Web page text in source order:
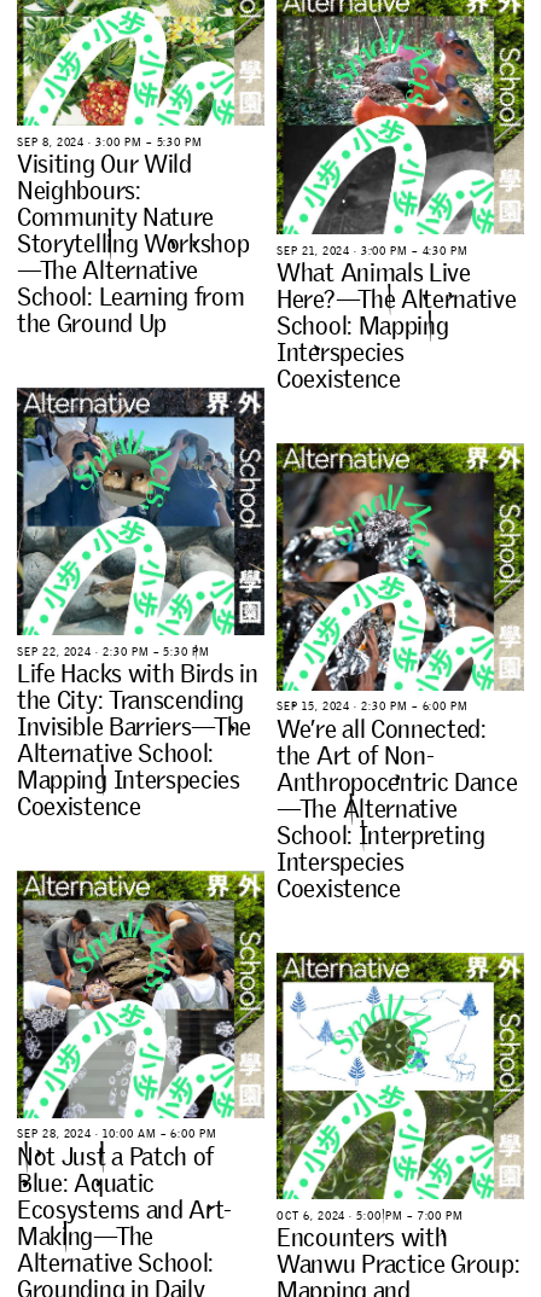
SEP 8, 2024 ∙ 3:00 PM – 5:30 PM
Visiting OurWild
Neighbours:
Community Nature
StorytellingWorkshop
—The Alternative
School: Learning from
the Ground Up
SEP 21, 2024 ∙ 3:00 PM – 4:30 PM
WhatAnimals Live
Here?—TheAlternative
School: Mapping
Interspecies
Coexistence
SEP 22, 2024 ∙ 2:30 PM – 5:30 PM
Life Hackswith Birds in
the City:Transcending
Invisible Barriers—The
Alternative School:
Mapping Interspecies
Coexistence
SEP 15, 2024 ∙ 2:30 PM – 6:00 PM
We’re all Connected:
the Artof Non-
Anthropocentric Dance
—The Alternative
School: Interpreting
Interspecies
Coexistence
SEP 28, 2024 ∙ 10:00 AM – 6:00 PM
NotJusta Patch of
Blue:Aquatic
Ecosystemsand Art-
Making—The
Alternative School:
Grounding in Daily
OCT 6, 2024 ∙ 5:00 PM – 7:00 PM
Encounterswith
Wanwu Practice Group: